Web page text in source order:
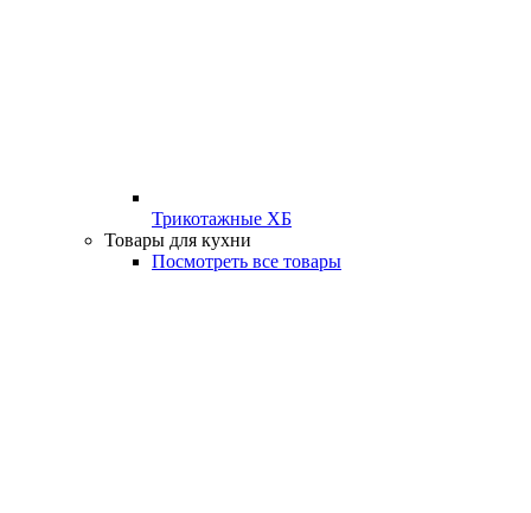
Трикотажные ХБ
Товары для кухни
Посмотреть все товары